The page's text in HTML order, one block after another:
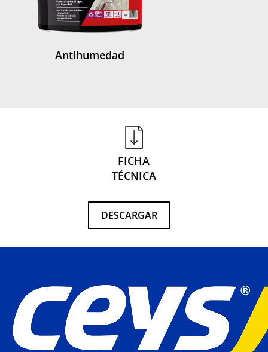
Antihumedad
FICHA
TÉCNICA
DESCARGAR